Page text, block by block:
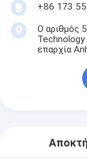
+86 173
Ο αριθμός
επαρχία